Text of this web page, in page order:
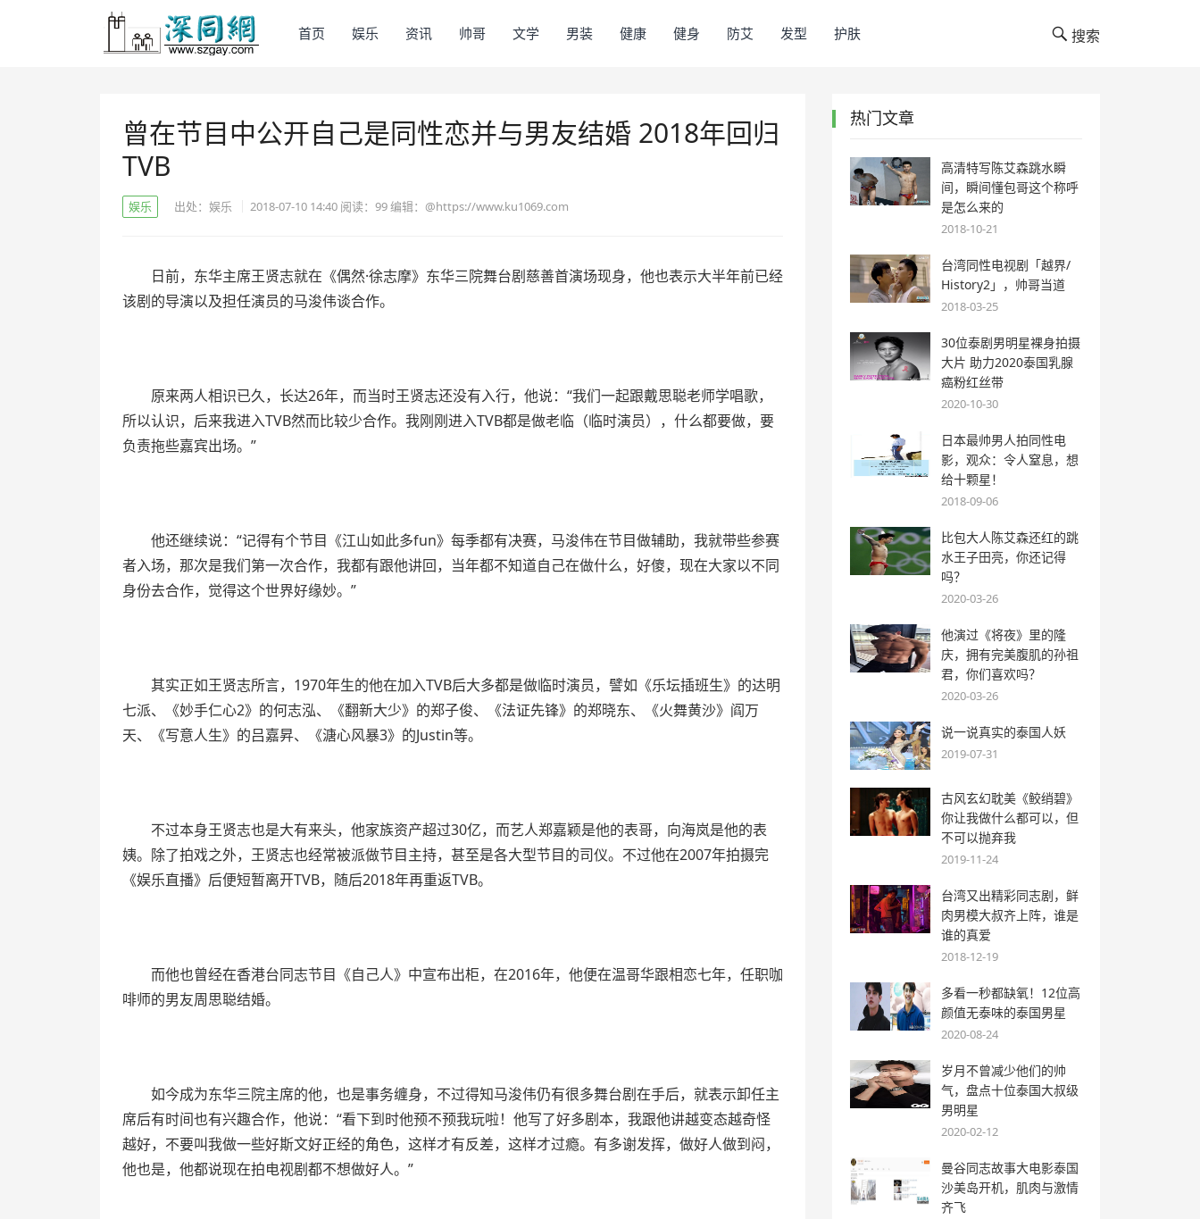
首页 娱乐 资讯 帅哥 文学 男装 健康 健身 防艾 发型 护肤 搜索
曾在节目中公开自己是同性恋并与男友结婚 2018年回归
TVB
娱乐 出处：娱乐 2018-07-10 14:40 阅读： 99编辑： @https://www.ku1069.com
日前，东华主席王贤志就在《偶然·徐志摩》东华三院舞台剧慈善首演场现身，他也表示大半年前已经
该剧的导演以及担任演员的马浚伟谈合作。
原来两人相识已久，长达26年，而当时王贤志还没有入行，他说：“我们一起跟戴思聪老师学唱歌，
所以认识，后来我进入TVB然而比较少合作。我刚刚进入TVB都是做老临（临时演员），什么都要做，要
负责拖些嘉宾出场。”
他还继续说：“记得有个节目《江山如此多fun》每季都有决赛，马浚伟在节目做辅助，我就带些参赛
者入场，那次是我们第一次合作，我都有跟他讲回，当年都不知道自己在做什么，好傻，现在大家以不同
身份去合作，觉得这个世界好缘妙。”
其实正如王贤志所言，1970年生的他在加入TVB后大多都是做临时演员，譬如《乐坛插班生》的达明
七派、《妙手仁心2》的何志泓、《翻新大少》的郑子俊、《法证先锋》的郑晓东、《火舞黄沙》阎万
天、《写意人生》的吕嘉昇、《溏心风暴3》的Justin等。
不过本身王贤志也是大有来头，他家族资产超过30亿，而艺人郑嘉颖是他的表哥，向海岚是他的表
姨。除了拍戏之外，王贤志也经常被派做节目主持，甚至是各大型节目的司仪。不过他在2007年拍摄完
《娱乐直播》后便短暂离开TVB，随后2018年再重返TVB。
而他也曾经在香港台同志节目《自己人》中宣布出柜，在2016年，他便在温哥华跟相恋七年，任职咖
啡师的男友周思聪结婚。
如今成为东华三院主席的他，也是事务缠身，不过得知马浚伟仍有很多舞台剧在手后，就表示卸任主
席后有时间也有兴趣合作，他说：“看下到时他预不预我玩啦！他写了好多剧本，我跟他讲越变态越奇怪
越好，不要叫我做一些好斯文好正经的角色，这样才有反差，这样才过瘾。有多谢发挥，做好人做到闷，
他也是，他都说现在拍电视剧都不想做好人。”
热门文章
高清特写陈艾森跳水瞬
间，瞬间懂包哥这个称呼
是怎么来的
2018-10-21
台湾同性电视剧「越界/
History2」，帅哥当道
2018-03-25
30位泰剧男明星裸身拍摄
大片 助力2020泰国乳腺
癌粉红丝带
2020-10-30
日本最帅男人拍同性电
影，观众：令人窒息，想
给十颗星！
2018-09-06
比包大人陈艾森还红的跳
水王子田亮，你还记得
吗？
2020-03-26
他演过《将夜》里的隆
庆，拥有完美腹肌的孙祖
君，你们喜欢吗？
2020-03-26
说一说真实的泰国人妖
2019-07-31
古风玄幻耽美《鲛绡碧》
你让我做什么都可以，但
不可以抛弃我
2019-11-24
台湾又出精彩同志剧，鲜
肉男模大叔齐上阵，谁是
谁的真爱
2018-12-19
多看一秒都缺氧！12位高
颜值无泰味的泰国男星
2020-08-24
岁月不曾减少他们的帅
气，盘点十位泰国大叔级
男明星
2020-02-12
曼谷同志故事大电影泰国
沙美岛开机，肌肉与激情
齐飞